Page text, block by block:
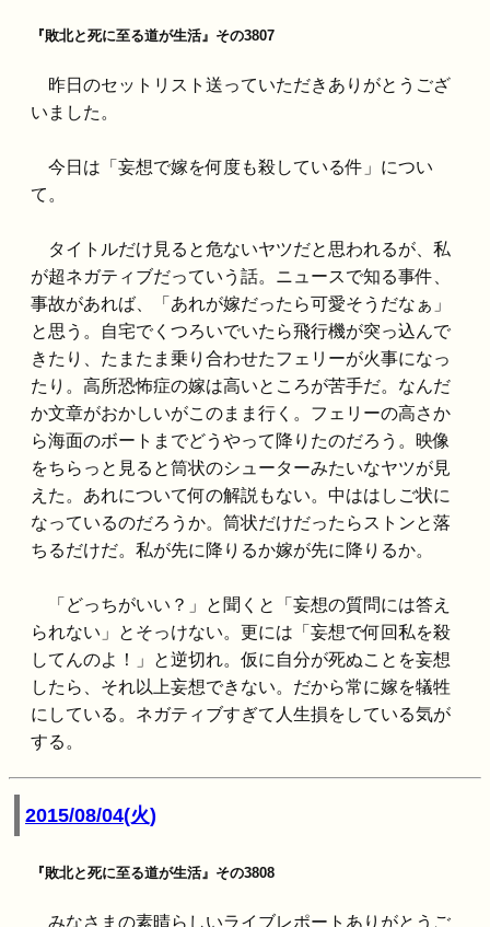
『敗北と死に至る道が生活』その3807
昨日のセットリスト送っていただきありがとうござ
いました。
今日は「妄想で嫁を何度も殺している件」につい
て。
タイトルだけ見ると危ないヤツだと思われるが、私
が超ネガティブだっていう話。ニュースで知る事件、
事故があれば、「あれが嫁だったら可愛そうだなぁ」
と思う。自宅でくつろいでいたら飛行機が突っ込んで
きたり、たまたま乗り合わせたフェリーが火事になっ
たり。高所恐怖症の嫁は高いところが苦手だ。なんだ
か文章がおかしいがこのまま行く。フェリーの高さか
ら海面のボートまでどうやって降りたのだろう。映像
をちらっと見ると筒状のシューターみたいなヤツが見
えた。あれについて何の解説もない。中ははしご状に
なっているのだろうか。筒状だけだったらストンと落
ちるだけだ。私が先に降りるか嫁が先に降りるか。
「どっちがいい？」と聞くと「妄想の質問には答え
られない」とそっけない。更には「妄想で何回私を殺
してんのよ！」と逆切れ。仮に自分が死ぬことを妄想
したら、それ以上妄想できない。だから常に嫁を犠牲
にしている。ネガティブすぎて人生損をしている気が
する。
2015/08/04(火)
『敗北と死に至る道が生活』その3808
みなさまの素晴らしいライブレポートありがとうご